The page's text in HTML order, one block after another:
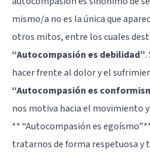
mismo/a no es la única que
otros mitos, entre los cuales
“Autocompasión es debilidad”.
hacer frente al dolor y el
“Autocompasión es
nos motiva hacia el movimiento
** “Autocompasión es
tratarnos de forma respetuosa y